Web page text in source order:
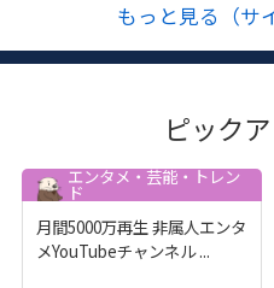
もっと見る（サ
ピック
エンタメ・芸能・トレン
ド
月間5000万再生 非属人エンタ
メYouTubeチャンネル...